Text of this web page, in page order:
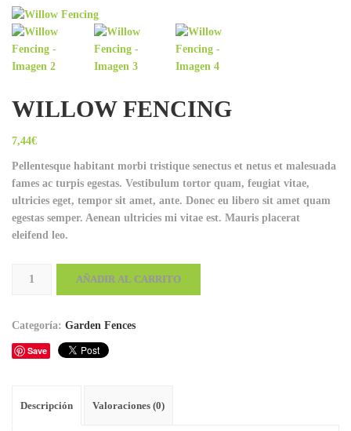
WILLOW FENCING
7,44€
Pellentesque habitant morbi tristique senectus et netus et malesuada
fames ac turpis egestas. Vestibulum tortor quam, feugiat vitae,
ultricies eget, tempor sit amet, ante. Donec eu libero sit amet quam
egestas semper. Aenean ultricies mi vitae est. Mauris placerat
eleifend leo.
Fencing
AÑADIR AL CARRITO
Categoría: Garden Fences
Save
Descripción Valoraciones (0)